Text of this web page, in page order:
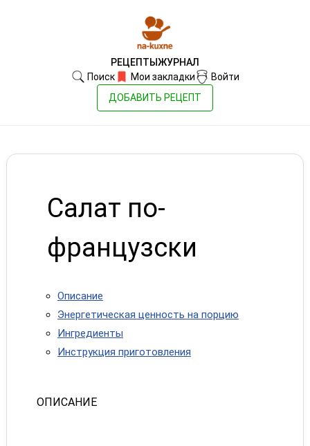
РЕЦЕПТЫ ЖУРНАЛ
Поиск
Мои закладки
Войти
ДОБАВИТЬ РЕЦЕПТ
Салат по-
французски
Описание
Энергетическая ценность на порцию
Ингредиенты
Инструкция приготовления
ОПИСАНИЕ